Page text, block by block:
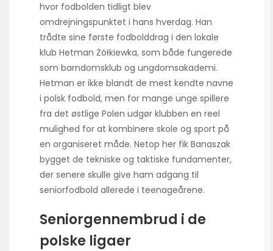
hvor fodbolden tidligt blev
omdrejningspunktet i hans hverdag. Han
trådte sine første fodbolddrag i den lokale
klub Hetman Żółkiewka, som både fungerede
som barndomsklub og ungdomsakademi.
Hetman er ikke blandt de mest kendte navne
i polsk fodbold, men for mange unge spillere
fra det østlige Polen udgør klubben en reel
mulighed for at kombinere skole og sport på
en organiseret måde. Netop her fik Banaszak
bygget de tekniske og taktiske fundamenter,
der senere skulle give ham adgang til
seniorfodbold allerede i teenageårene.
Seniorgennembrud i de
polske ligaer